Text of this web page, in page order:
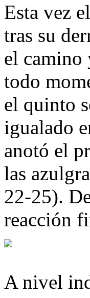
Esta vez
tras su
el camino
todo
el quinto
igualado
anotó el
las
22-25).
reacción
A nivel